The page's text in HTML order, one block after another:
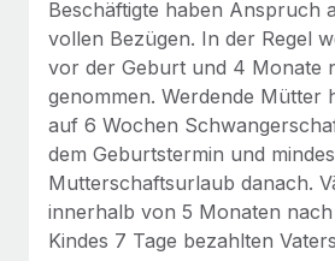
Mehr erfahren
Wie Phiture 55
mit Remote verwaltet
Beschäftigte haben Anspruch
vollen Bezügen. In der Regel
vor der Geburt und 4 Monate
genommen. Werdende Mütter
auf 6 Wochen
dem Geburtstermin und
Mutterschaftsurlaub danach.
innerhalb von 5 Monaten
Kindes 7 Tage bezahlten